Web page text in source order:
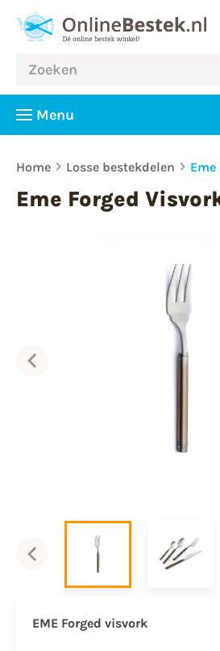
Menu
Home Losse bestekdelen
Eme Forged
EME Forged visvork